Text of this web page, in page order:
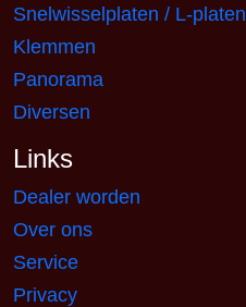
Snelwisselplaten / L-platen
Klemmen
Panorama
Diversen
Links
Dealer worden
Over ons
Service
Privacy